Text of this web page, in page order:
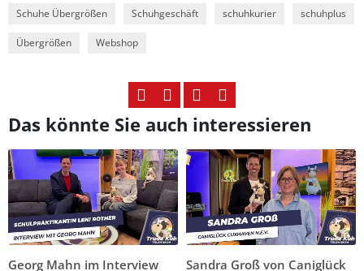
Schuhe Übergrößen Schuhgeschäft schuhkurier schuhplus
Übergrößen Webshop
Das könnte Sie auch interessieren
Georg Mahn im Interview
Sandra Groß von Caniglück